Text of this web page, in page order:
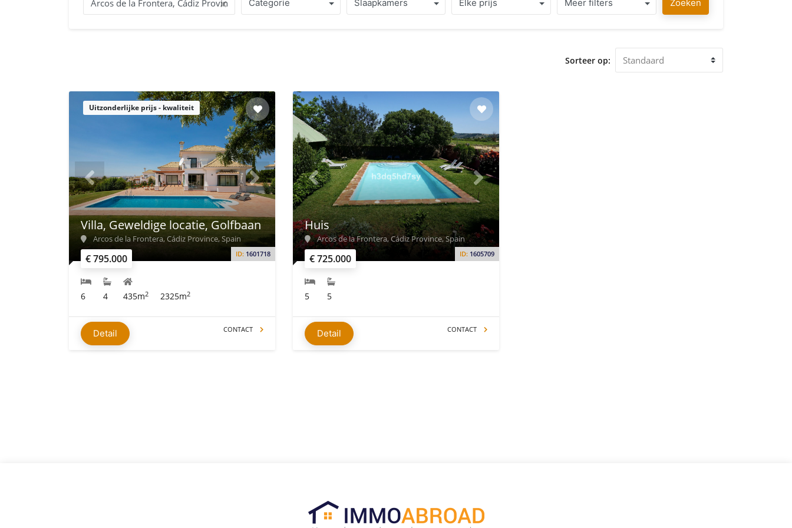
Categorie Slaapkamers Elke prijs Meer filters Zoeken
Sorteer op:
Uitzonderlijke prijs - kwaliteit
€ 795.000 ID: 1601718
Villa, Geweldige locatie, Golfbaan
Arcos de la Frontera, Cádiz Province, Spain
6 4 435m2 2325m2
Detail CONTACT
€ 725.000 ID: 1605709
Huis
Arcos de la Frontera, Cádiz Province, Spain
5 5
Detail CONTACT